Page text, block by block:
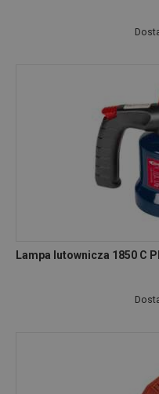
Lampa lutownicza 1850 C